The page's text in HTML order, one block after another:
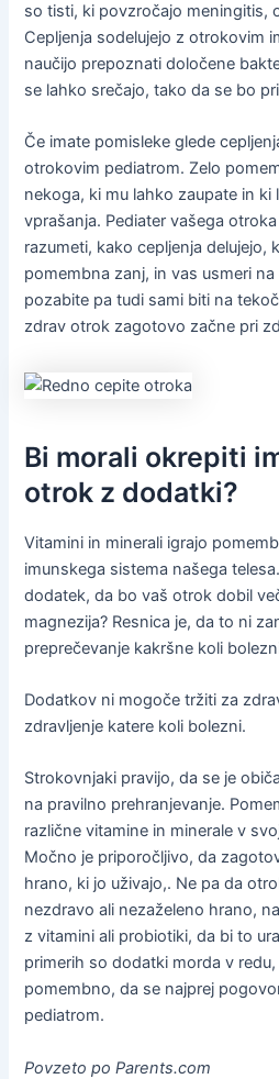
so tisti, ki povzročajo meningitis,
Cepljenja sodelujejo z otrokovim
naučijo prepoznati določene
se lahko srečajo, tako da se bo
Če imate pomisleke glede
otrokovim pediatrom. Zelo
nekoga, ki mu lahko zaupate in
vprašanja. Pediater vašega
razumeti, kako cepljenja delujejo,
pomembna zanj, in vas usmeri
pozabite pa tudi sami biti na
zdrav otrok zagotovo začne pri
Bi morali okrepiti
otrok z dodatki?
Vitamini in minerali igrajo
imunskega sistema našega
dodatek, da bo vaš otrok dobil
magnezija? Resnica je, da to ni
preprečevanje kakršne koli
Dodatkov ni mogoče tržiti za
zdravljenje katere koli bolezni.
Strokovnjaki pravijo, da se je
na pravilno prehranjevanje.
različne vitamine in minerale v
Močno je priporočljivo, da
hrano, ki jo uživajo,. Ne pa da
nezdravo ali nezaželeno hrano,
z vitamini ali probiotiki, da bi to
primerih so dodatki morda v
pomembno, da se najprej
pediatrom.
Povzeto po Parents.com